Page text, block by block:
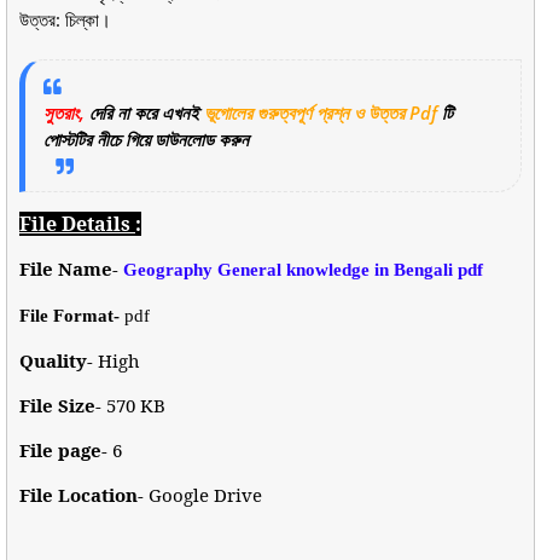
উত্তর: চিল্কা।
সুতরাং, দেরি না করে এখনইভূগোলের গুরুত্বপূর্ণ প্রশ্ন ও উত্তর Pdfটি
পোস্টটির নীচে গিয়ে ডাউনলোড করুন
File Details :
File Name- Geography General knowledge in Bengali pdf
File Format- pdf
Quality- High
File Size- 570 KB
File page- 6
File Location- Google Drive